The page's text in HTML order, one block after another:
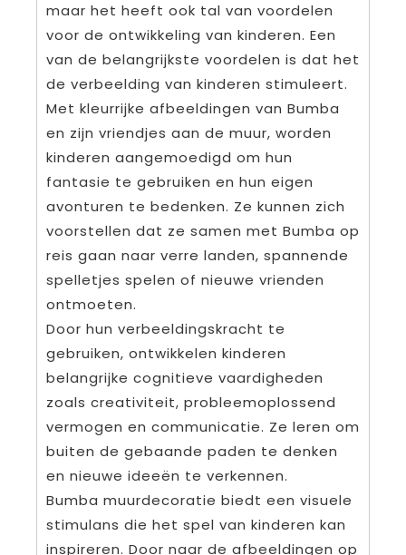
maar het heeft ook tal van voordelen
voor de ontwikkeling van kinderen. Een
van de belangrijkste voordelen is dat het
de verbeelding van kinderen stimuleert.
Met kleurrijke afbeeldingen van Bumba
en zijn vriendjes aan de muur, worden
kinderen aangemoedigd om hun
fantasie te gebruiken en hun eigen
avonturen te bedenken. Ze kunnen zich
voorstellen dat ze samen met Bumba op
reis gaan naar verre landen, spannende
spelletjes spelen of nieuwe vrienden
ontmoeten.
Door hun verbeeldingskracht te
gebruiken, ontwikkelen kinderen
belangrijke cognitieve vaardigheden
zoals creativiteit, probleemoplossend
vermogen en communicatie. Ze leren om
buiten de gebaande paden te denken
en nieuwe ideeën te verkennen.
Bumba muurdecoratie biedt een visuele
stimulans die het spel van kinderen kan
inspireren. Door naar de afbeeldingen op